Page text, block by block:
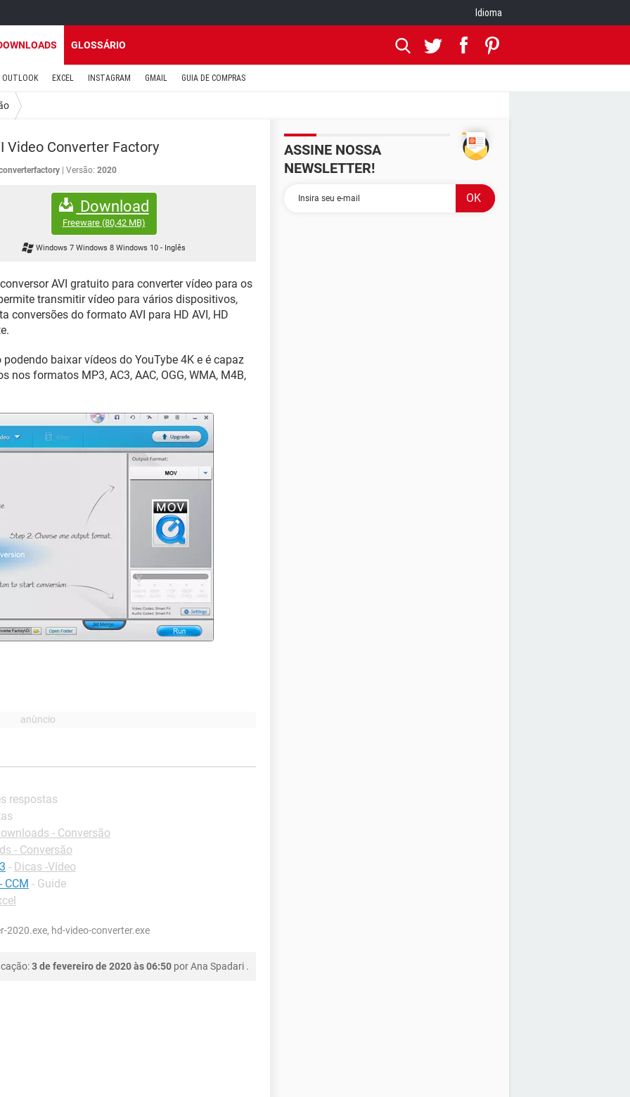
Idioma
GLOSSÁRIO
OUTLOOK EXCEL INSTAGRAM GMAIL GUIA DE COMPRAS
Video Converter Factory
Versão: 2020
Download
Freeware(80,42 MB)
Windows 7 Windows 8 Windows 10- Inglês
AVI gratuito para converter vídeo para os
transmitir vídeo para vários dispositivos,
conversões do formato AVI para HD AVI, HD
baixar vídeos do YouTybe 4K e é capaz
nos formatos MP3, AC3, AAC, OGG, WMA, M4B,
respostas
- Conversão
- Conversão
- Dicas -Vídeo
CCM - Guide
2020.exe, hd-video-converter.exe
3 de fevereiro de 2020 às 06:50 porAna Spadari .
ASSINE NOSSA
NEWSLETTER!